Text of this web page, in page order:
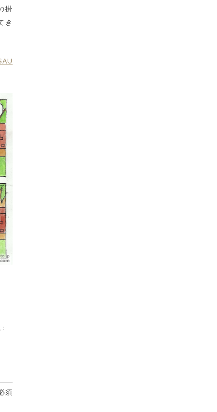
掛
き
:
須